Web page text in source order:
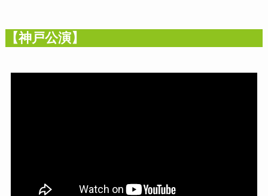
【神戸公演】